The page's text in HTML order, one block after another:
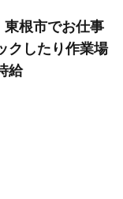
東根市でお仕事
クしたり作業場
給